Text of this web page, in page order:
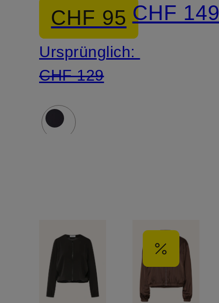
CHF 95
Ursprünglich:
CHF 129
CHF